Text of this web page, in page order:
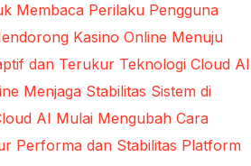
Membaca Perilaku Pengguna
Kasino Online Menuju
dan Terukur Teknologi Cloud AI
Menjaga Stabilitas Sistem di
AI Mulai Mengubah Cara
Performa dan Stabilitas Platform